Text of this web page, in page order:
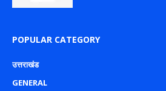
POPULAR CATEGORY
उत्तराखंड
GENERAL